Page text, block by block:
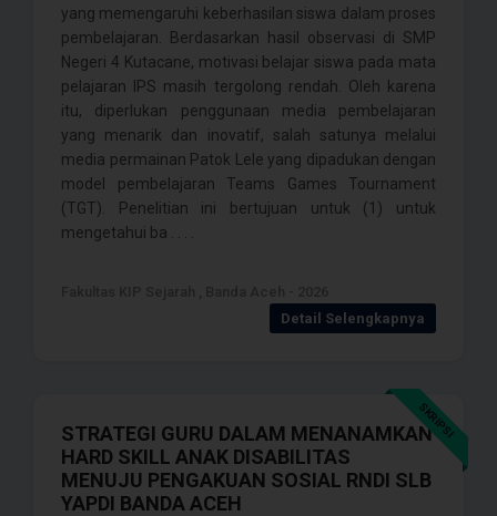
yang memengaruhi keberhasilan siswa dalam proses
pembelajaran. Berdasarkan hasil observasi di SMP
Negeri 4 Kutacane, motivasi belajar siswa pada mata
pelajaran IPS masih tergolong rendah. Oleh karena
itu, diperlukan penggunaan media pembelajaran
yang menarik dan inovatif, salah satunya melalui
media permainan Patok Lele yang dipadukan dengan
model pembelajaran Teams Games Tournament
(TGT). Penelitian ini bertujuan untuk (1) untuk
mengetahui ba . . . .
Detail Selengkapnya
SKRIPSI
STRATEGI GURU DALAM MENANAMKAN
HARD SKILL ANAK DISABILITAS
MENUJU PENGAKUAN SOSIAL RNDI SLB
YAPDI BANDA ACEH